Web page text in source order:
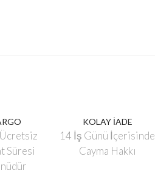
Süresi
KOLAY İADE
14 İş Günü İçerisinde
Cayma Hakkı